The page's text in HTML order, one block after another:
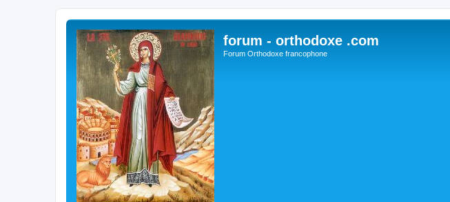
forum - orthodoxe .com
Forum Orthodoxe francophone